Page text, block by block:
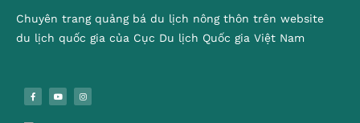
Chuyên trang quảng bá du lịch nông thôn trên website
du lịch quốc gia của Cục Du lịch Quốc gia Việt Nam